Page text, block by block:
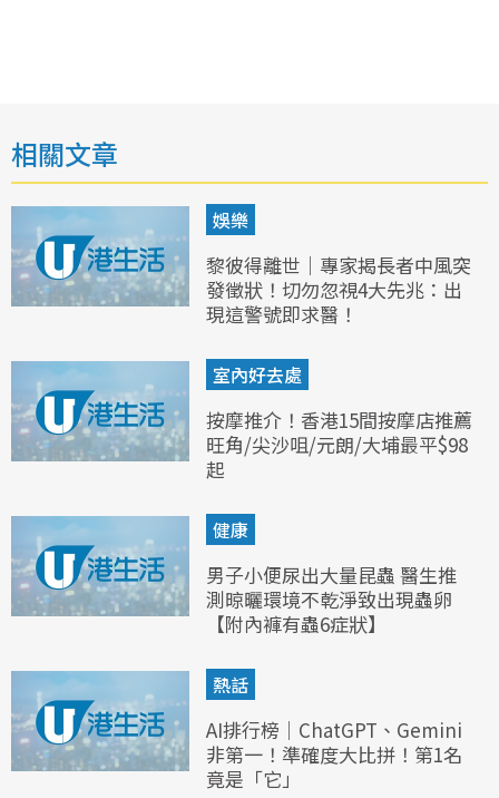
相關文章
娛樂
黎彼得離世｜專家揭長者中風突
發徵狀！切勿忽視4大先兆：出
現這警號即求醫！
室內好去處
按摩推介！香港15間按摩店推薦
旺角/尖沙咀/元朗/大埔最平$98
起
健康
男子小便尿出大量昆蟲 醫生推
測晾曬環境不乾淨致出現蟲卵
【附內褲有蟲6症狀】
熱話
AI排行榜｜ChatGPT、Gemini
非第一！準確度大比拼！第1名
竟是「它」